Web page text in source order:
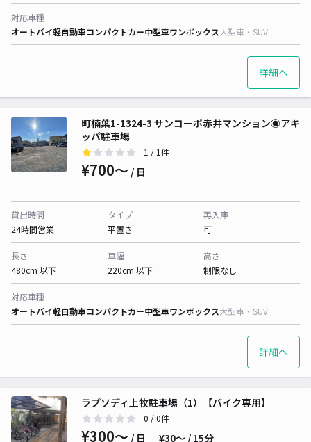
対応車種
オートバイ軽自動車コンパクトカー中型車ワンボックス大型車・SUV
詳細へ
町楠葉1-1324-3 サンコーポ赤井マンション◉アキ
ッパ駐車場
1 / 1件
¥700〜 / 日
貸出時間
24時間営業
タイプ
平置き
再入庫
可
長さ
480cm 以下
車幅
220cm 以下
高さ
制限なし
対応車種
オートバイ軽自動車コンパクトカー中型車ワンボックス大型車・SUV
詳細へ
ラプソディ上牧駐車場（1）【バイク専用】
0 / 0件
¥300〜 / 日 ¥30〜 / 15分